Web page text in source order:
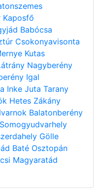
Kaposfő
Babócsa
Csokonyavisonta
Kutas
Nagyberény
Igal
Inke Juta Tarany
Hetes Zákány
Balatonberény
Somogyudvarhely
Gölle
Baté Osztopán
Magyaratád